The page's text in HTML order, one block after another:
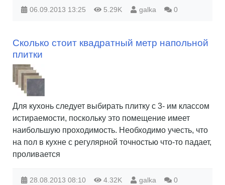
06.09.2013 13:25 5.29K galka 0
Сколько стоит квадратный метр напольной
плитки
Для кухонь следует выбирать плитку с 3- им классом
истираемости, поскольку это помещение имеет
наибольшую проходимость. Необходимо учесть, что
на пол в кухне с регулярной точностью что-то падает,
проливается
28.08.2013 08:10 4.32K galka 0